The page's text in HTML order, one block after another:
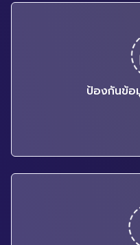
ป้องกันข้